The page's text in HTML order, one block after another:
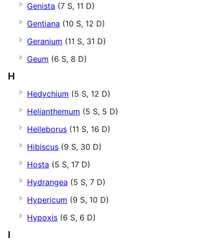
Genista (7 S, 11 D)
Gentiana (10 S, 12 D)
Geranium (11 S, 31 D)
Geum (6 S, 8 D)
H
Hedychium (5 S, 12 D)
Helianthemum (5 S, 5 D)
Helleborus (11 S, 16 D)
Hibiscus (9 S, 30 D)
Hosta (5 S, 17 D)
Hydrangea (5 S, 7 D)
Hypericum (9 S, 10 D)
Hypoxis (6 S, 6 D)
I